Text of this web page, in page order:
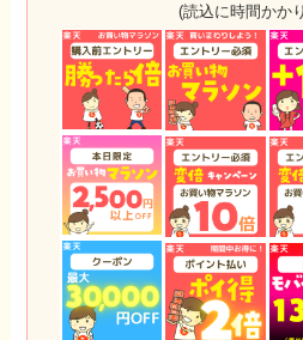
(読込に時間かか